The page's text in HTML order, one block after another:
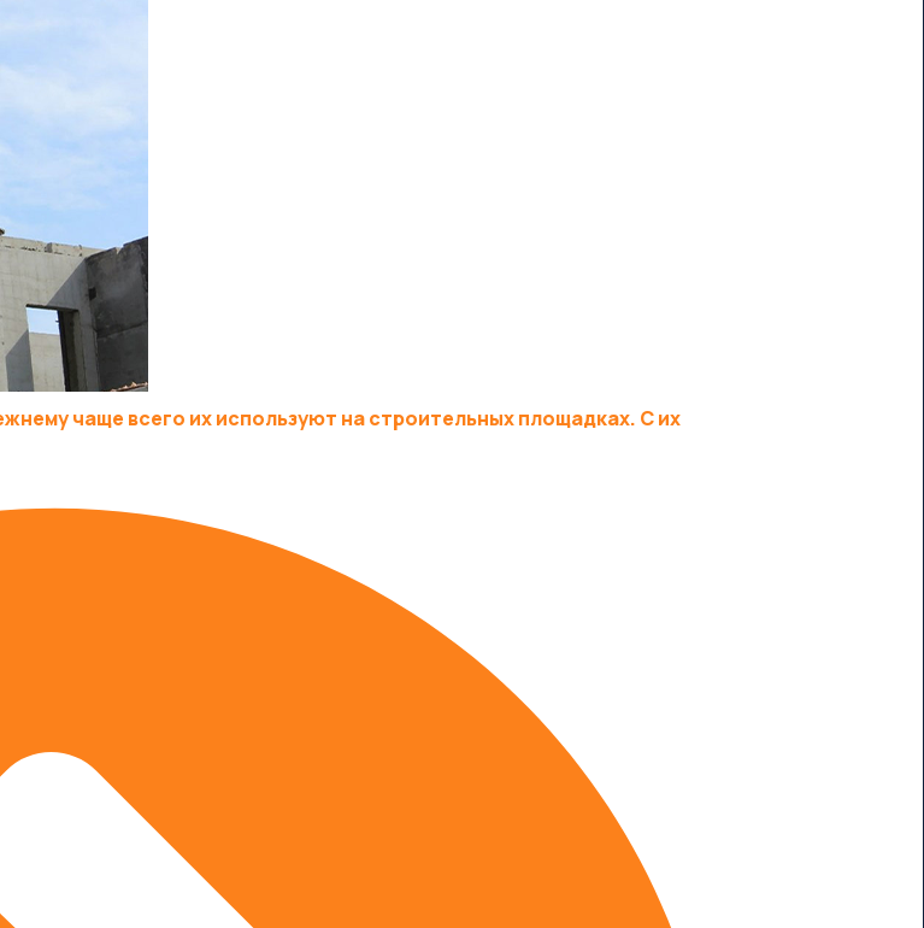
чаще всего их используют на строительных площадках. С их